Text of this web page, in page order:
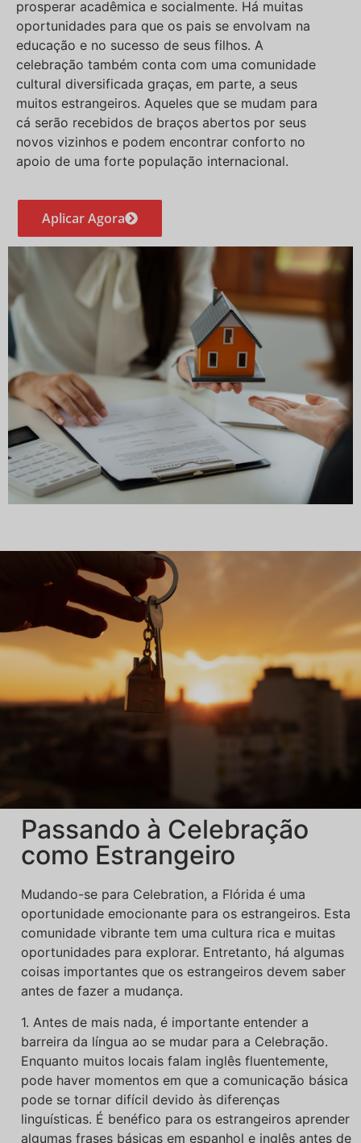
prosperar acadêmica e socialmente. Há muitas
oportunidades para que os pais se envolvam na
educação e no sucesso de seus filhos. A
celebração também conta com uma comunidade
cultural diversificada graças, em parte, a seus
muitos estrangeiros. Aqueles que se mudam para
cá serão recebidos de braços abertos por seus
novos vizinhos e podem encontrar conforto no
apoio de uma forte população internacional.
Aplicar Agora
Passando à Celebração
como Estrangeiro
Mudando-se para Celebration, a Flórida é uma
oportunidade emocionante para os estrangeiros. Esta
comunidade vibrante tem uma cultura rica e muitas
oportunidades para explorar. Entretanto, há algumas
coisas importantes que os estrangeiros devem saber
antes de fazer a mudança.
1. Antes de mais nada, é importante entender a
barreira da língua ao se mudar para a Celebração.
Enquanto muitos locais falam inglês fluentemente,
pode haver momentos em que a comunicação básica
pode se tornar difícil devido às diferenças
linguísticas. É benéfico para os estrangeiros aprender
algumas frases básicas em espanhol e inglês antes de